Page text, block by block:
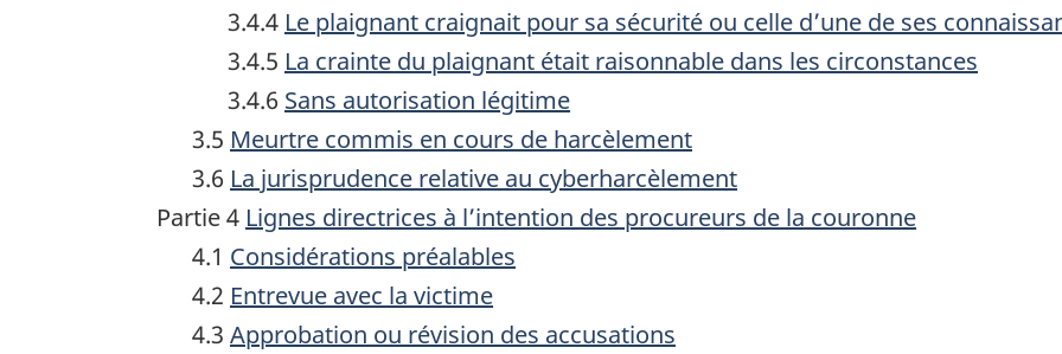
3.4.4 Le plaignant craignait pour sa sécurité ou celle d’une de ses
3.4.5 La crainte du plaignant était raisonnable dans les circonstances
3.4.6 Sans autorisation légitime
3.5 Meurtre commis en cours de harcèlement
3.6 La jurisprudence relative au cyberharcèlement
Partie 4 Lignes directrices à l’intention des procureurs de la couronne
4.1 Considérations préalables
4.2 Entrevue avec la victime
4.3 Approbation ou révision des accusations